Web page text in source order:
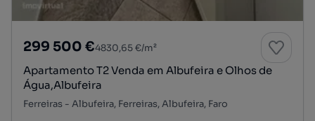
299 500 €4830,65 €/m²
Apartamento T2 Venda em Albufeira e Olhos de
Água,Albufeira
Ferreiras - Albufeira, Ferreiras, Albufeira, Faro